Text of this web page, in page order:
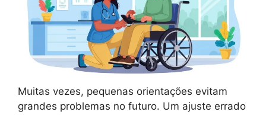
Muitas vezes, pequenas orientações evitam
grandes problemas no futuro. Um ajuste errado